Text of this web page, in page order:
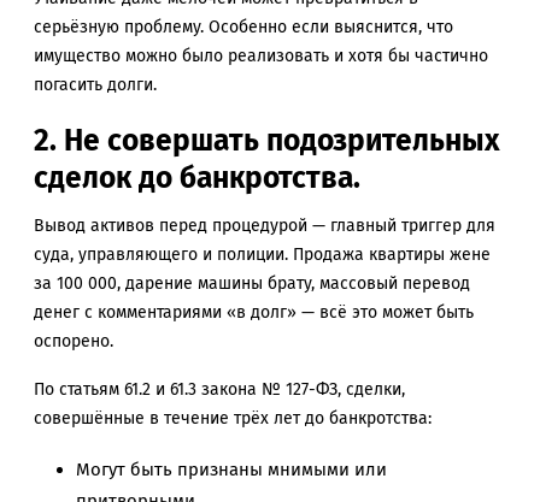
серьёзную проблему. Особенно если выяснится, что
имущество можно было реализовать и хотя бы частично
погасить долги.
2. Не совершать подозрительных
сделок до банкротства.
Вывод активов перед процедурой — главный триггер для
суда, управляющего и полиции. Продажа квартиры жене
за 100 000, дарение машины брату, массовый перевод
денег с комментариями «в долг» — всё это может быть
оспорено.
По статьям 61.2 и 61.3 закона № 127-ФЗ, сделки,
совершённые в течение трёх лет до банкротства:
Могут быть признаны мнимыми или